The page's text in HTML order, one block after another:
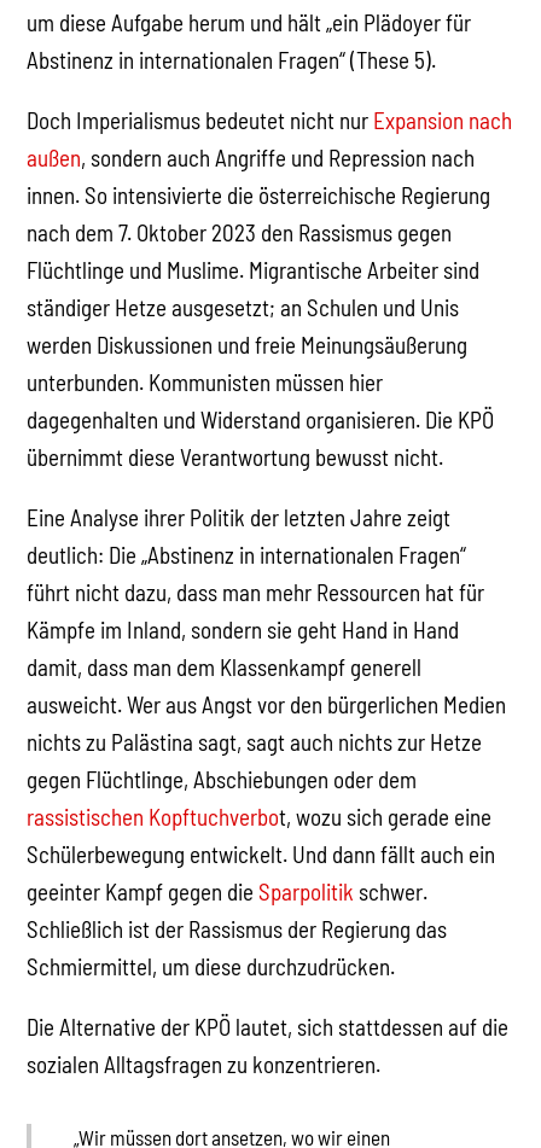
um diese Aufgabe herum und hält „ein Plädoyer für
Abstinenz in internationalen Fragen“ (These 5).
Doch Imperialismus bedeutet nicht nur Expansion nach
außen, sondern auch Angriffe und Repression nach
innen. So intensivierte die österreichische Regierung
nach dem 7. Oktober 2023 den Rassismus gegen
Flüchtlinge und Muslime. Migrantische Arbeiter sind
ständiger Hetze ausgesetzt; an Schulen und Unis
werden Diskussionen und freie Meinungsäußerung
unterbunden. Kommunisten müssen hier
dagegenhalten und Widerstand organisieren. Die KPÖ
übernimmt diese Verantwortung bewusst nicht.
Eine Analyse ihrer Politik der letzten Jahre zeigt
deutlich: Die „Abstinenz in internationalen Fragen“
führt nicht dazu, dass man mehr Ressourcen hat für
Kämpfe im Inland, sondern sie geht Hand in Hand
damit, dass man dem Klassenkampf generell
ausweicht. Wer aus Angst vor den bürgerlichen Medien
nichts zu Palästina sagt, sagt auch nichts zur Hetze
gegen Flüchtlinge, Abschiebungen oder dem
rassistischen Kopftuchverbot, wozu sich gerade eine
Schülerbewegung entwickelt. Und dann fällt auch ein
geeinter Kampf gegen dieSparpolitik schwer.
Schließlich ist der Rassismus der Regierung das
Schmiermittel, um diese durchzudrücken.
Die Alternative der KPÖ lautet, sich stattdessen auf die
sozialen Alltagsfragen zu konzentrieren.
„Wir müssen dort ansetzen, wo wir einen